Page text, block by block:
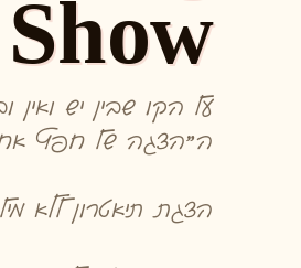
Show
על הקו שבין יש ואין
ה״הצגה של חפץ
הצגת תיאטרון ללא